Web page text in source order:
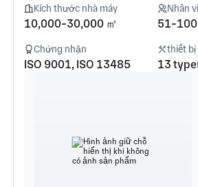
Kích thước nhà máy
10,000-30,000 ㎡
Nhân
51-100
Chứng nhận
ISO 9001, ISO 13485
thiết bị
13